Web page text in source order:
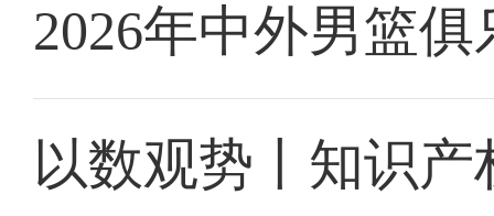
2026年中外男篮
以数观势丨知识